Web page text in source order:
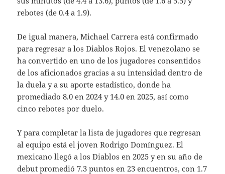
rebotes (de 0.4 a 1.9).
De igual manera, Michael Carrera está confirmado
para regresar a los Diablos Rojos. El venezolano se
ha convertido en uno de los jugadores consentidos
de los aficionados gracias a su intensidad dentro de
la duela y a su aporte estadístico, donde ha
promediado 8.0 en 2024 y 14.0 en 2025, así como
cinco rebotes por duelo.
Y para completar la lista de jugadores que regresan
al equipo está el joven Rodrigo Domínguez. El
mexicano llegó a los Diablos en 2025 y en su año de
debut promedió 7.3 puntos en 23 encuentros, con 1.7